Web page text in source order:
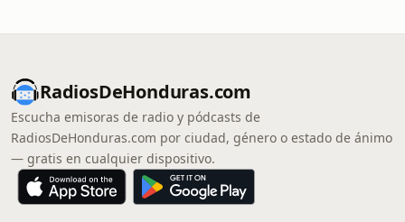
RadiosDeHonduras.com
Escucha emisoras de radio y pódcasts de
RadiosDeHonduras.com por ciudad, género o estado de ánimo
— gratis en cualquier dispositivo.